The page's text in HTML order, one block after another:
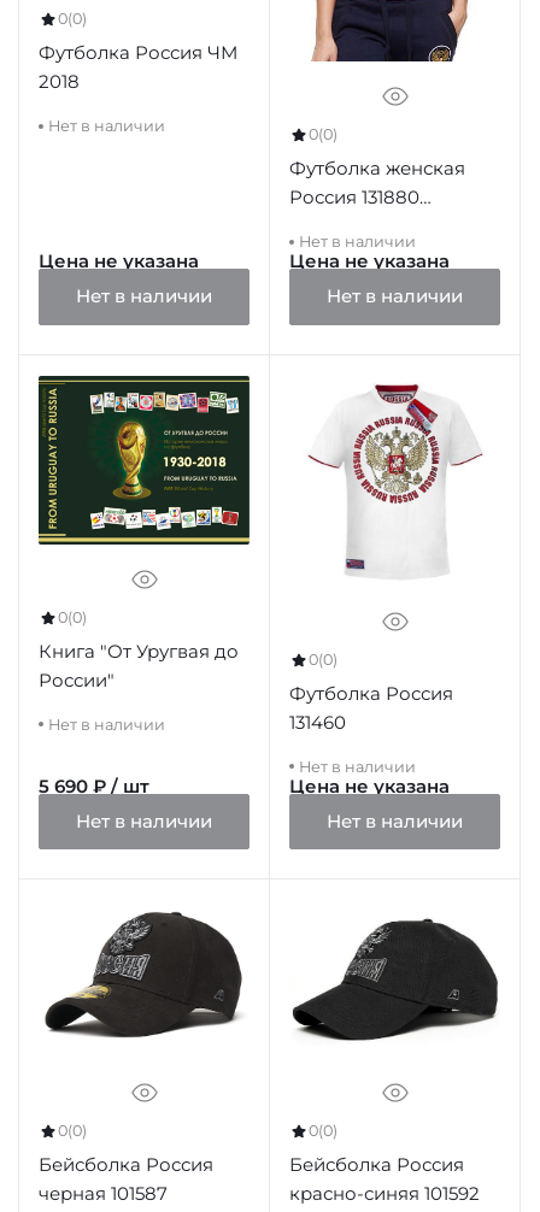
0(0)
Футболка Россия ЧМ
2018
Нет в наличии
Цена не указана
Нет в наличии
0(0)
Футболка женская
Россия 131880
Нет в наличии
Цена не указана
Нет в наличии
0(0)
Книга "От Уругвая до
России"
Нет в наличии
5 690 ₽ / шт
Нет в наличии
0(0)
Футболка Россия
131460
Нет в наличии
Цена не указана
Нет в наличии
0(0)
Бейсболка Россия
черная 101587
0(0)
Бейсболка Россия
красно-синяя 101592